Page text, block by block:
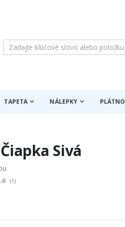
TAPETA NÁLEPKY PLÁTNO
Sivá
hodnotenie:
(hlasy:
1 )